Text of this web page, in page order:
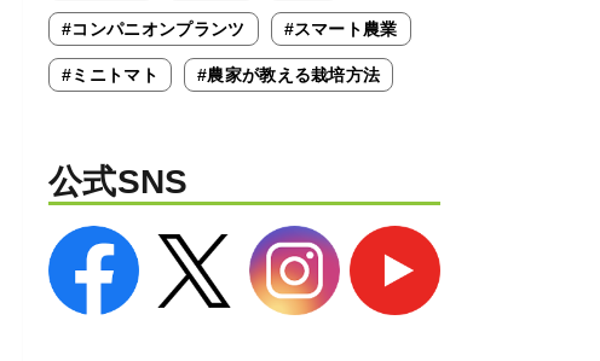
#コンパニオンプランツ #スマート農業
#ミニトマト #農家が教える栽培方法
公式SNS